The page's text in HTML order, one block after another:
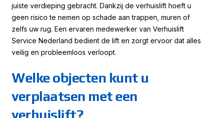
juiste verdieping gebracht. Dankzij de verhuislift hoeft u
geen risico te nemen op schade aan trappen, muren of
zelfs uw rug. Een ervaren medewerker van Verhuislift
Service Nederland bedient de lift en zorgt ervoor dat alles
veilig en probleemloos verloopt.
Welke objecten kunt u
verplaatsen met een
verhuislift?